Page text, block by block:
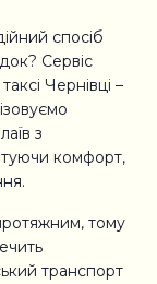
спосіб
Сервіс
Чернівці –
з
комфорт,
тому
транспорт